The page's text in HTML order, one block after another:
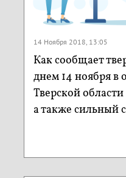
14 Ноября 2018, 13:05
Как сообщает
днем 14 ноября в
Тверской
а также сильный